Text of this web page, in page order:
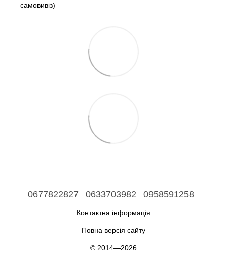
самовивіз)
0677822827 0633703982 0958591258
Контактна інформація
Повна версія сайту
© 2014—2026